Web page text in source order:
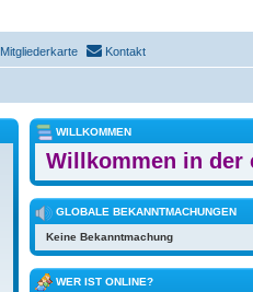
Mitgliederkarte Kontakt
WILLKOMMEN
Willkommen in der
GLOBALE BEKANNTMACHUNGEN
Keine Bekanntmachung
WER IST ONLINE?